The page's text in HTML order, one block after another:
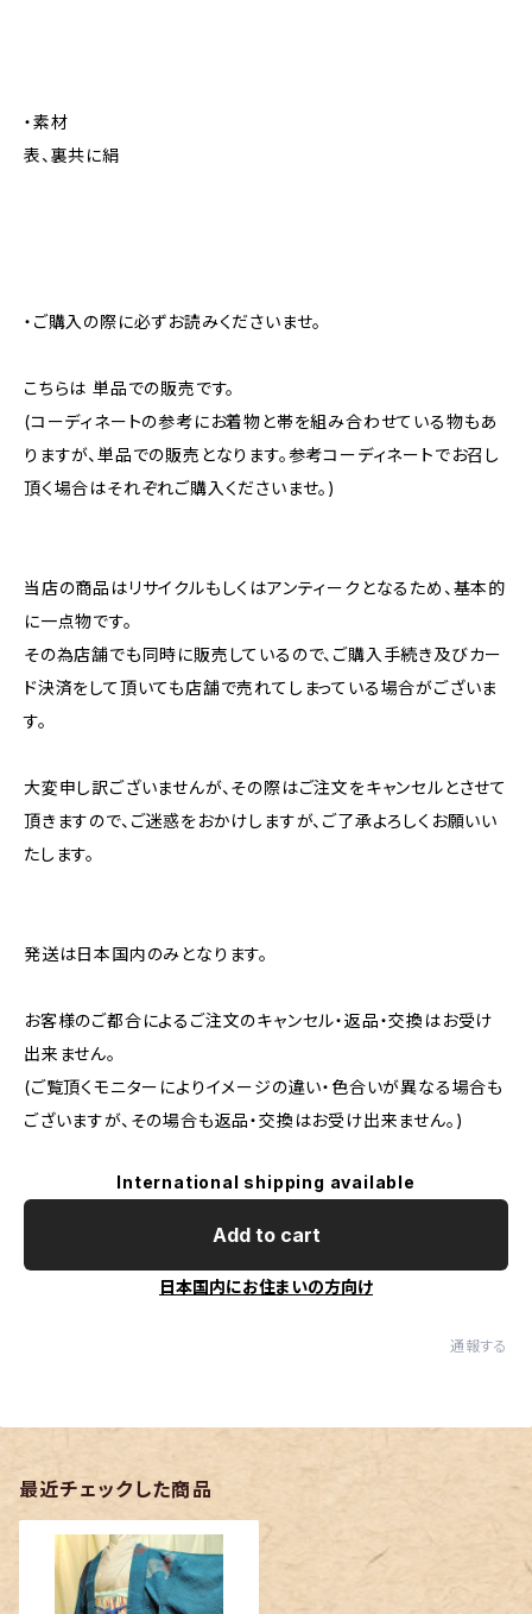
・素材
表、裏共に絹
・ご購入の際に必ずお読みくださいませ。
こちらは 単品での販売です。
(コーディネートの参考にお着物と帯を組み合わせている物もあ
りますが、単品での販売となります。参考コーディネートでお召し
頂く場合はそれぞれご購入くださいませ。)
当店の商品はリサイクルもしくはアンティークとなるため、基本的
に一点物です。
その為店舗でも同時に販売しているので、ご購入手続き及びカー
ド決済をして頂いても店舗で売れてしまっている場合がございま
す。
大変申し訳ございませんが、その際はご注文をキャンセルとさせて
頂きますので、ご迷惑をおかけしますが、ご了承よろしくお願いい
たします。
発送は日本国内のみとなります。
お客様のご都合によるご注文のキャンセル・返品・交換はお受け
出来ません。
(ご覧頂くモニターによりイメージの違い・色合いが異なる場合も
ございますが、その場合も返品・交換はお受け出来ません。)
International shipping available
Add to cart
日本国内にお住まいの方向け
通報する
最近チェックした商品